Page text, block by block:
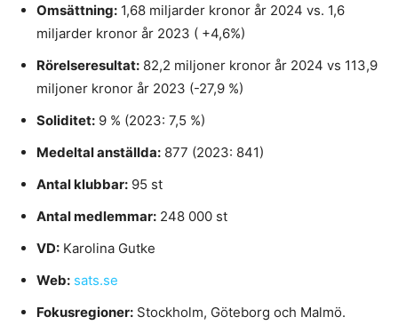
Omsättning: 1,68 miljarder kronor år 2024 vs. 1,6
miljarder kronor år 2023 ( +4,6%)
Rörelseresultat: 82,2 miljoner kronor år 2024 vs 113,9
miljoner kronor år 2023 (-27,9 %)
Soliditet: 9 % (2023: 7,5 %)
Medeltal anställda: 877 (2023: 841)
Antal klubbar: 95 st
Antal medlemmar: 248 000 st
VD: Karolina Gutke
Web: sats.se
Fokusregioner: Stockholm, Göteborg och Malmö.